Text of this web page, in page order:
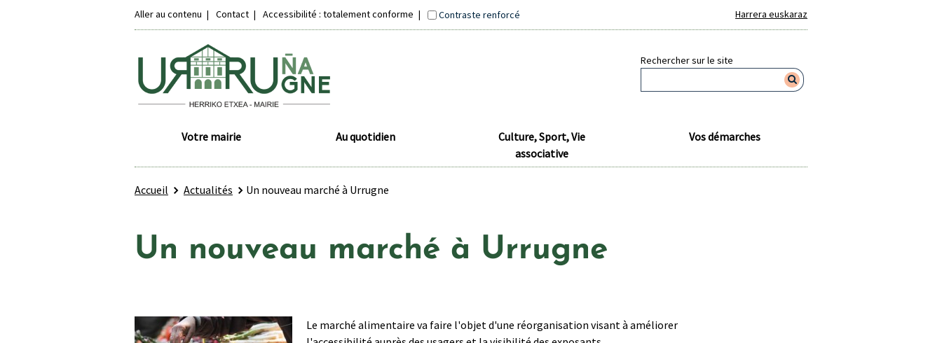
Aller au contenu Contact Accessibilité : totalement conforme Contraste renforcé Harrera euskaraz
Rechercher sur le site
Votre mairie Au quotidien
Culture, Sport, Vie
associative
Vos démarches
Accueil Actualités Un nouveau marché à Urrugne
Un nouveau marché à Urrugne
Le marché alimentaire va faire l'objet d'une réorganisation visant à améliorer